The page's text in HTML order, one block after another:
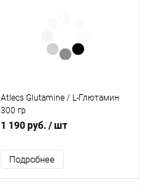
Atlecs Glutamine / L-Глютамин
300 гр
1 190 руб. / шт
Подробнее